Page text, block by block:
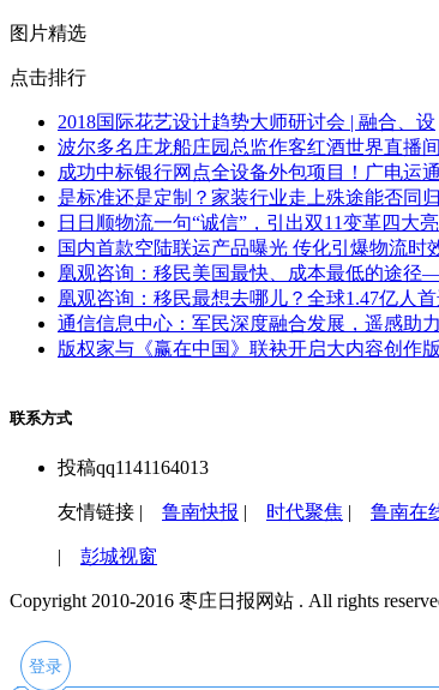
图片精选
点击排行
2018国际花艺设计趋势大师研讨会 | 融合、设
波尔多名庄龙船庄园总监作客红酒世界直播间
成功中标银行网点全设备外包项目！广电运
是标准还是定制？家装行业走上殊途能否同
日日顺物流一句“诚信”，引出双11变革四大亮
国内首款空陆联运产品曝光 传化引爆物流时
凰观咨询：移民美国最快、成本最低的途径
凰观咨询：移民最想去哪儿？全球1.47亿人
通信信息中心：军民深度融合发展，遥感助
版权家与《赢在中国》联袂开启大内容创作
联系方式
投稿qq1141164013
友情链接 | 鲁南快报 | 时代聚焦 | 鲁南在
| 彭城视窗
Copyright 2010-2016 枣庄日报网站 . All rights
登录